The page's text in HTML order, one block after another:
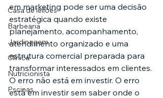
Casa de leilões
Barbearia
Jardinagem
Clínica
Nutricionista
Pscinas
em marketing pode ser uma decisão
estratégica quando existe
planejamento, acompanhamento,
atendimento organizado e uma
estrutura comercial preparada para
transformar interessados em clientes.
O erro não está em investir. O erro
está em investir sem saber onde o